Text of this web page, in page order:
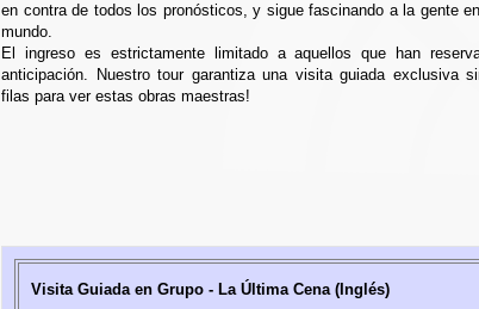
en contra de todos los pronósticos, y sigue fascinando a la gente
mundo.
El ingreso es estrictamente limitado a aquellos que han
anticipación. Nuestro tour garantiza una visita guiada exclusiva
filas para ver estas obras maestras!
Visita Guiada en Grupo - La Última Cena (Inglés)